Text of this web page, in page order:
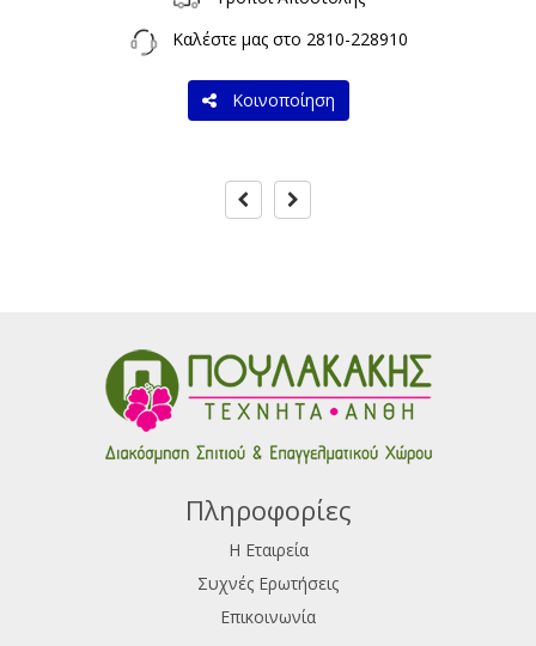
Καλέστε μας στο 2810-228910
Κοινοποίηση
Πληροφορίες
Η Εταιρεία
Συχνές Ερωτήσεις
Επικοινωνία